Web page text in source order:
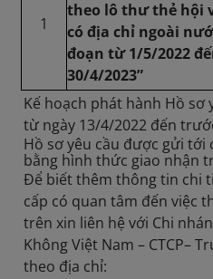
1
theo lô thư thẻ hội
có địa chỉ ngoài
đoạn từ 1/5/2022
30/4/2023”
Kế hoạch phát hành Hồ sơ
từ ngày 13/4/2022 đến
Hồ sơ yêu cầu được gửi tới
bằng hình thức giao nhận
Để biết thêm thông tin chi
cấp có quan tâm đến việc
trên xin liên hệ với Chi
Không Việt Nam – CTCP–
theo địa chỉ: